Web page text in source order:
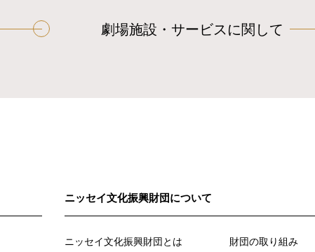
劇場施設・サービスに関して
ニッセイ文化振興財団について
ニッセイ文化振興財団とは
財団の取り組み